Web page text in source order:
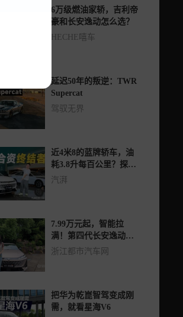
6万级燃油家轿，吉利帝
豪和长安逸动怎么选？
HECHE嘻车
延迟50年的叛逆：TWR
Supercat
驾驭无界
近4米8的蓝牌轿车，油
耗3.8升每百公里？探店
长安逸动蓝鲸超擎
汽湃
7.99万元起，智能拉
满！第四代长安逸动蓝
鲸超擎试驾体验！
浙江都市汽车网
把华为乾崑智驾变成刚
需，就看星海V6